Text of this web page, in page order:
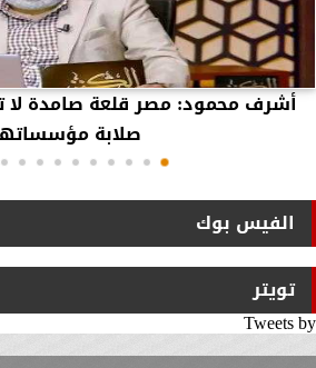
أشرف محمود: مصر قلعة صامدة لا
صلابة
الفيس بوك
تويتر
Tweets by